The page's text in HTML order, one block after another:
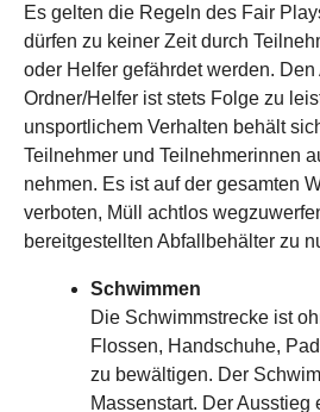
Es gelten die Regeln des Fair
dürfen zu keiner Zeit durch
oder Helfer gefährdet werden.
Ordner/Helfer ist stets Folge zu
unsportlichem Verhalten behält
Teilnehmer und Teilnehmerinnen
nehmen. Es ist auf der gesamten
verboten, Müll achtlos
bereitgestellten Abfallbehälter zu
Schwimmen
Die Schwimmstrecke ist
Flossen, Handschuhe,
zu bewältigen. Der
Massenstart. Der Ausstieg